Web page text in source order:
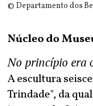
© Departamento dos
Núcleo do
No princípio era
A escultura
Trindade", da